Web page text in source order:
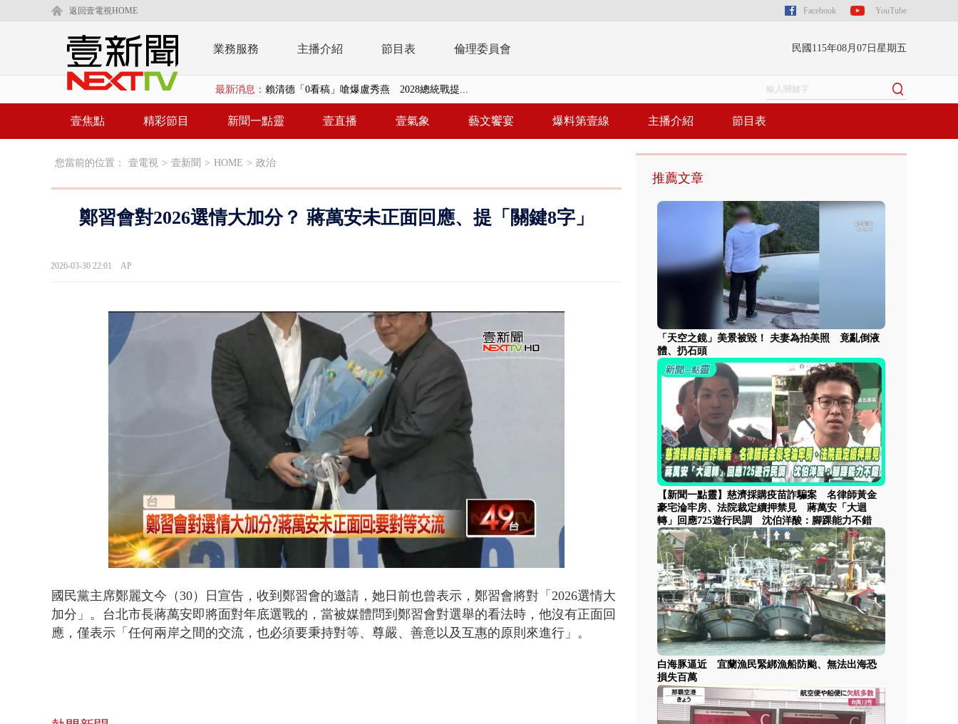
返回壹電視HOME Facebook YouTube
業務服務 主播介紹 節目表 倫理委員會 民國115年08月07日星期五
最新消息： 賴清德「0看稿」嗆爆盧秀燕 2028總統戰提...
【新聞一點靈】慈濟採購疫苗詐騙案 名律師...
壹氣象／白海豚進逼！ 外圍雲系影響 北部...
早餐店放迷你拒馬「只有始源可以停」 他真...
壹焦點 精彩節目 新聞一點靈 壹直播 壹氣象 藝文饗宴 爆料第壹線 主播介紹 節目表
您當前的位置： 壹電視 > 壹新聞 > HOME > 政治
鄭習會對2026選情大加分？ 蔣萬安未正面回應、提「關鍵8字」
2026-03-30 22:01 AP
Unmute Loaded
37.76%
國民黨主席鄭麗文今（30）日宣告，收到鄭習會的邀請，她日前也曾表示，鄭習會將對「2026選情大
加分」。台北市長蔣萬安即將面對年底選戰的，當被媒體問到鄭習會對選舉的看法時，他沒有正面回
應，僅表示「任何兩岸之間的交流，也必須要秉持對等、尊嚴、善意以及互惠的原則來進行」。
推薦文章
「天空之鏡」美景被毀！ 夫妻為拍美照 竟亂倒液
體、扔石頭
【新聞一點靈】慈濟採購疫苗詐騙案 名律師黃金
豪宅淪牢房、法院裁定續押禁見 蔣萬安「大迴
轉」回應725遊行民調 沈伯洋酸：腳踝能力不錯
白海豚逼近 宜蘭漁民緊綁漁船防颱、無法出海恐
損失百萬